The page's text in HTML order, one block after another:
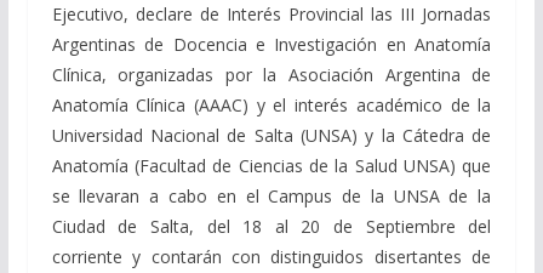
Ejecutivo, declare de Interés Provincial las III Jornadas
Argentinas de Docencia e Investigación en Anatomía
Clínica, organizadas por la Asociación Argentina de
Anatomía Clínica (AAAC) y el interés académico de la
Universidad Nacional de Salta (UNSA) y la Cátedra de
Anatomía (Facultad de Ciencias de la Salud UNSA) que
se llevaran a cabo en el Campus de la UNSA de la
Ciudad de Salta, del 18 al 20 de Septiembre del
corriente y contarán con distinguidos disertantes de